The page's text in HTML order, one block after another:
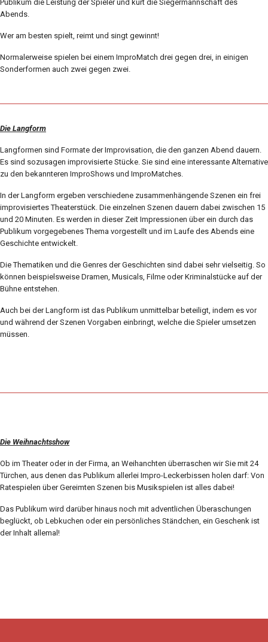
Publikum die Leistung der Spieler und kürt die Siegermannschaft des
Abends.
Wer am besten spielt, reimt und singt gewinnt!
Normalerweise spielen bei einem ImproMatch drei gegen drei, in einigen
Sonderformen auch zwei gegen zwei.
Die Langform
Langformen sind Formate der Improvisation, die den ganzen Abend dauern.
Es sind sozusagen improvisierte Stücke. Sie sind eine interessante Alternative
zu den bekannteren ImproShows und ImproMatches.
In der Langform ergeben verschiedene zusammenhängende Szenen ein frei
improvisiertes Theaterstück. Die einzelnen Szenen dauern dabei zwischen 15
und 20 Minuten. Es werden in dieser Zeit Impressionen über ein durch das
Publikum vorgegebenes Thema vorgestellt und im Laufe des Abends eine
Geschichte entwickelt.
Die Thematiken und die Genres der Geschichten sind dabei sehr vielseitig. So
können beispielsweise Dramen, Musicals, Filme oder Kriminalstücke auf der
Bühne entstehen.
Auch bei der Langform ist das Publikum unmittelbar beteiligt, indem es vor
und während der Szenen Vorgaben einbringt, welche die Spieler umsetzen
müssen.
Die Weihnachtsshow
Ob im Theater oder in der Firma, an Weihanchten überraschen wir Sie mit 24
Türchen, aus denen das Publikum allerlei Impro-Leckerbissen holen darf: Von
Ratespielen über Gereimten Szenen bis Musikspielen ist alles dabei!
Das Publikum wird darüber hinaus noch mit adventlichen Überaschungen
beglückt, ob Lebkuchen oder ein persönliches Ständchen, ein Geschenk ist
der Inhalt allemal!